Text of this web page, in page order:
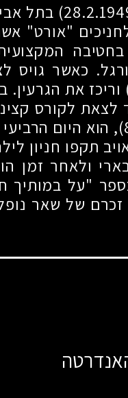
בתל
"אורט"
כאשר גויס
את הגרעין.
לצאת לקורס
, הוא היום
תקפו חניון
ולאחר זמן
"על במותיך
זכרם של שאר